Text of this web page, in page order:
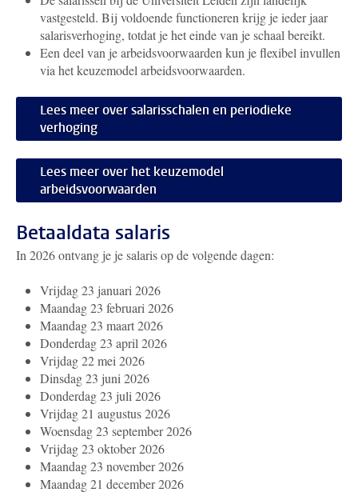
vastgesteld. Bij voldoende functioneren krijg je ieder jaar
salarisverhoging, totdat je het einde van je schaal bereikt.
Een deel van je arbeidsvoorwaarden kun je flexibel invullen
via het keuzemodel arbeidsvoorwaarden.
Lees meer over salarisschalen en periodieke
verhoging
Lees meer over het keuzemodel
arbeidsvoorwaarden
Betaaldata salaris
In 2026 ontvang je je salaris op de volgende dagen:
Vrijdag 23 januari 2026
Maandag 23 februari 2026
Maandag 23 maart 2026
Donderdag 23 april 2026
Vrijdag 22 mei 2026
Dinsdag 23 juni 2026
Donderdag 23 juli 2026
Vrijdag 21 augustus 2026
Woensdag 23 september 2026
Vrijdag 23 oktober 2026
Maandag 23 november 2026
Maandag 21 december 2026